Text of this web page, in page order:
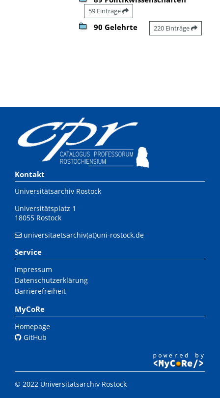
59 Einträge
90 Gelehrte 220 Einträge
Kontakt
Universitätsarchiv Rostock
Universitätsplatz 1
18055 Rostock
universitaetsarchiv(at)uni-rostock.de
Service
Impressum
Datenschutzerklärung
Barrierefreiheit
MyCoRe
Homepage
GitHub
© 2022 Universitätsarchiv Rostock